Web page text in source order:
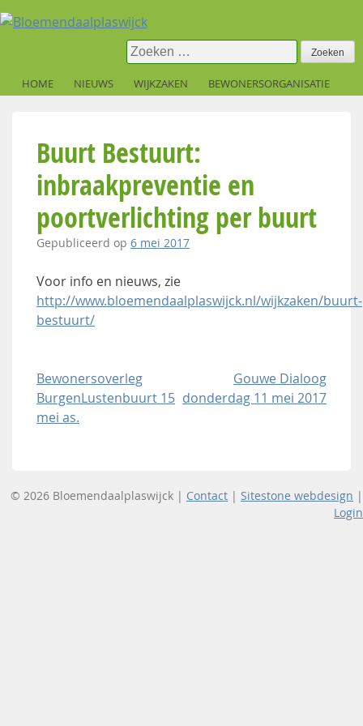
Skip
to
Zoeken
naar:
HOME NIEUWS WIJKZAKEN BEWONERSORGANISATIE
Buurt Bestuurt:
inbraakpreventie en
poortverlichting per buurt
Gepubliceerd op 6 mei 2017
Voor info en nieuws, zie
http://www.bloemendaalplaswijck.nl/wijkzaken/buurt-
bestuurt/
Bericht
navigatie
Bewonersoverleg
BurgenLustenbuurt 15
mei as.
Gouwe Dialoog
donderdag 11 mei 2017
© 2026 Bloemendaalplaswijck | Contact | Sitestone webdesign |
Login